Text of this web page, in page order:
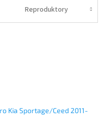
Reproduktory
Kia Sportage/Ceed 2011-